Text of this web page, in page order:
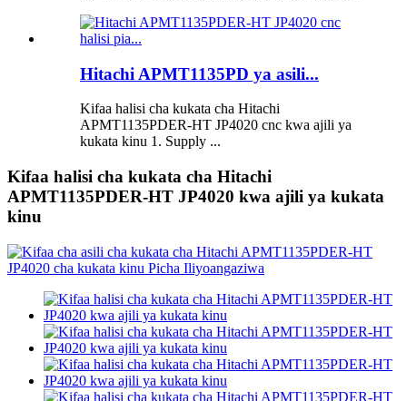
Hitachi APMT1135PD ya asili...
Kifaa halisi cha kukata cha Hitachi
APMT1135PDER-HT JP4020 cnc kwa ajili ya
kukata kinu 1. Supply ...
Kifaa halisi cha kukata cha Hitachi
APMT1135PDER-HT JP4020 kwa ajili ya kukata
kinu